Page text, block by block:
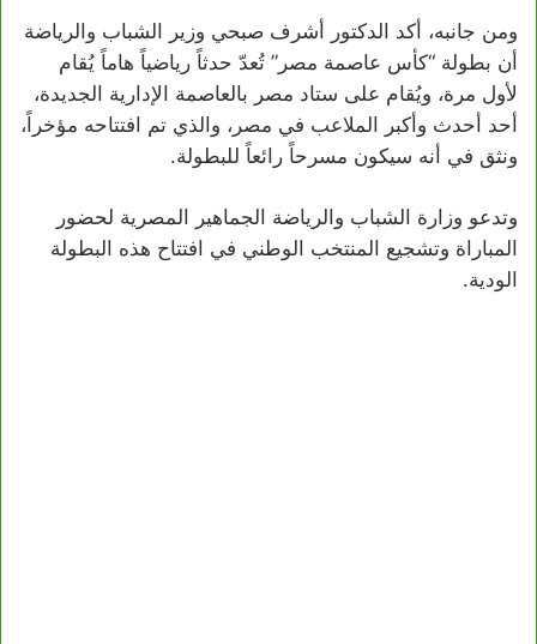
ومن جانبه، أكد الدكتور أشرف صبحي وزير الشباب والرياضة
أن بطولة “كأس عاصمة مصر” تُعدّ حدثاً رياضياً هاماً يُقام
لأول مرة، ويُقام على ستاد مصر بالعاصمة الإدارية الجديدة،
أحد أحدث وأكبر الملاعب في مصر، والذي تم افتتاحه مؤخراً،
ونثق في أنه سيكون مسرحاً رائعاً للبطولة.
وتدعو وزارة الشباب والرياضة الجماهير المصرية لحضور
المباراة وتشجيع المنتخب الوطني في افتتاح هذه البطولة
الودية.